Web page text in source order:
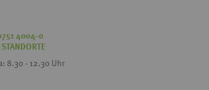
4004-0
STANDORTE
8.30 - 12.30 Uhr